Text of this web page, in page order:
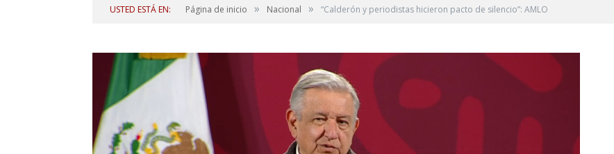
USTED ESTÁ EN: Página de inicio » Nacional » “Calderón y periodistas hicieron pacto de silencio”: AMLO